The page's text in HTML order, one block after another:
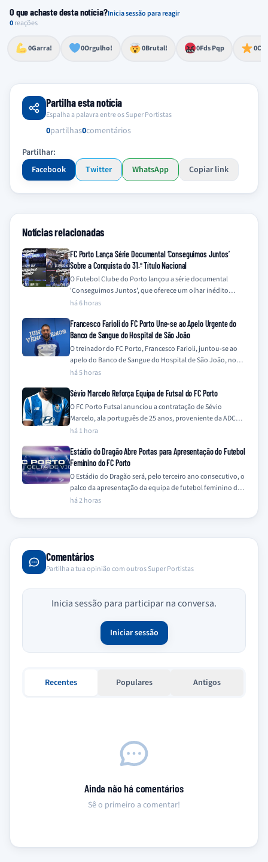
O que achaste desta notícia?Inicia sessão para reagir
0reações
0Garra!
Esforço, determinação, aprovação forte
0Orgulho!
Lealdade, amor clubístico, sentimento profundo
0Brutal!
Impressionante, chocante, de grande impacto 0Fds Pqp
Reação de desespero, raiva, frustração ou espanto extremo 0
Excelência, destaque, o melhor
Partilha esta notícia
Espalha a palavra entre os Super Portistas
0partilhas0comentários
Partilhar:
Facebook
Twitter WhatsApp Copiar link
Notícias relacionadas
FC Porto Lança Série Documental ‘Conseguimos Juntos’
Sobre a Conquista do 31.º Título Nacional
O Futebol Clube do Porto lançou a série documental
'Conseguimos Juntos', que oferece um olhar inédito
sobre a campanha vitoriosa da temporada…
há 6 horas
Francesco Farioli do FC Porto Une-se ao Apelo Urgente do
Banco de Sangue do Hospital de São João
O treinador do FC Porto, Francesco Farioli, juntou-se ao
apelo do Banco de Sangue do Hospital de São João, no
Porto, para…
há 5 horas
Sévio Marcelo Reforça Equipa de Futsal do FC Porto
O FC Porto Futsal anunciou a contratação de Sévio
Marcelo, ala português de 25 anos, proveniente da ADCR
Caxinas Poça Barca, para…
há 1 hora
Estádio do Dragão Abre Portas para Apresentação do Futebol
Feminino do FC Porto
O Estádio do Dragão será, pelo terceiro ano consecutivo, o
palco da apresentação da equipa de futebol feminino do
FC Porto, num…
há 2 horas
Comentários
Partilha a tua opinião com outros Super Portistas
Inicia sessão para participar na conversa.
Iniciar sessão
Recentes Populares Antigos
Ainda não há comentários
Sê o primeiro a comentar!